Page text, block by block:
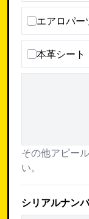
エアロパー
本革シート
その他アピー
い。
シリアルナン